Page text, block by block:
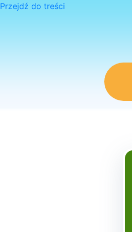
Przejdź do treści